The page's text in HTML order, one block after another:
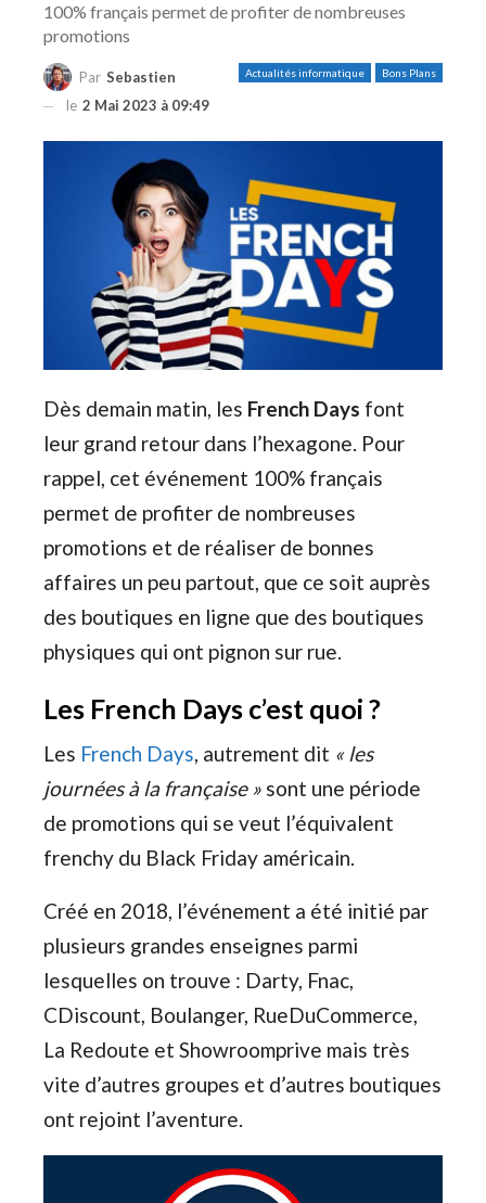
100% français permet de profiter de nombreuses
promotions
Actualités informatique Bons Plans
Par Sebastien
le 2 Mai 2023 à 09:49
Dès demain matin, les French Days font
leur grand retour dans l’hexagone. Pour
rappel, cet événement 100% français
permet de profiter de nombreuses
promotions et de réaliser de bonnes
affaires un peu partout, que ce soit auprès
des boutiques en ligne que des boutiques
physiques qui ont pignon sur rue.
Les French Days c’est quoi ?
Les French Days, autrement dit « les
journées à la française » sont une période
de promotions qui se veut l’équivalent
frenchy du Black Friday américain.
Créé en 2018, l’événement a été initié par
plusieurs grandes enseignes parmi
lesquelles on trouve : Darty, Fnac,
CDiscount, Boulanger, RueDuCommerce,
La Redoute et Showroomprive mais très
vite d’autres groupes et d’autres boutiques
ont rejoint l’aventure.